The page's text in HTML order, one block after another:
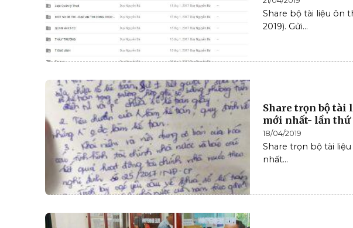
Share bộ tài liệu ôn
2019). Gửi...
Share trọn bộ tài
mới nhất- lần thứ
18/04/2019
Share trọn bộ tài
nhất...